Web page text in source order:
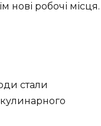
нові робочі місця.
стали